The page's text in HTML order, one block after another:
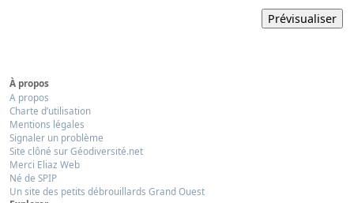
À propos
A propos
Charte d’utilisation
Mentions légales
Signaler un problème
Site clôné sur Géodiversité.net
Merci Eliaz Web
Né de SPIP
Un site des petits débrouillards Grand Ouest